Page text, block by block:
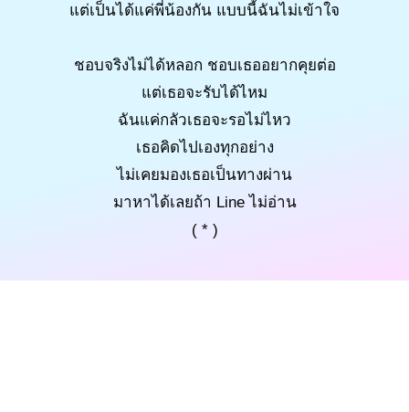
แต่เป็นได้แค่พี่น้องกัน แบบนี้ฉันไม่เข้าใจ
ชอบจริงไม่ได้หลอก ชอบเธออยากคุยต่อ
แต่เธอจะรับได้ไหม
ฉันแค่กลัวเธอจะรอไม่ไหว
เธอคิดไปเองทุกอย่าง
ไม่เคยมองเธอเป็นทางผ่าน
มาหาได้เลยถ้า Line ไม่อ่าน
( * )